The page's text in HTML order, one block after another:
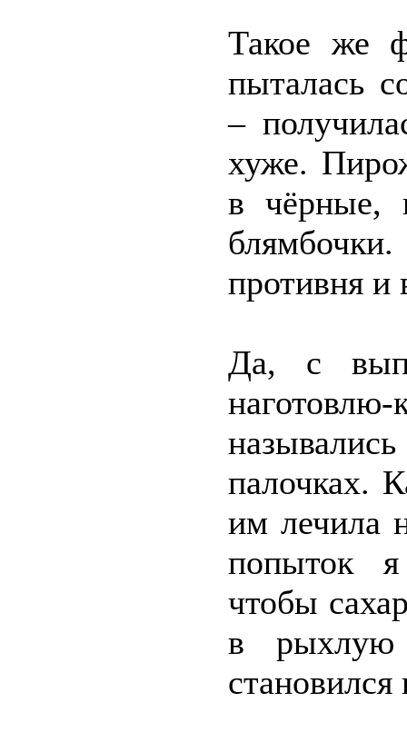
Такое же
пыталась
–
хуже.
в чёрные,
противня и
Да, с
палочках.
им лечила
попыток я
чтобы
в
становился